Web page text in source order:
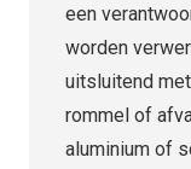
een
worden
uitsluitend
rommel of
aluminium of